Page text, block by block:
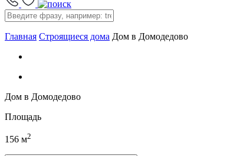
Главная Строящиеся дома Дом в Домодедово
Дом в Домодедово
Площадь
156 м2